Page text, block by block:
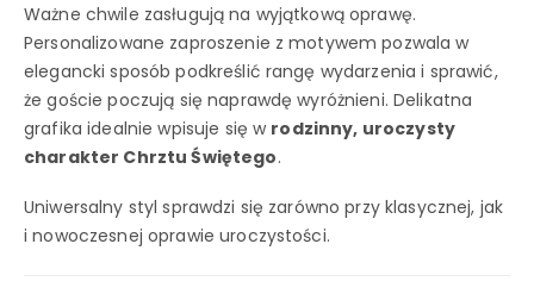
Ważne chwile zasługują na wyjątkową oprawę.
Personalizowane zaproszenie z motywem pozwala w
elegancki sposób podkreślić rangę wydarzenia i sprawić,
że goście poczują się naprawdę wyróżnieni. Delikatna
grafika idealnie wpisuje się w rodzinny, uroczysty
charakter Chrztu Świętego.
Uniwersalny styl sprawdzi się zarówno przy klasycznej, jak
i nowoczesnej oprawie uroczystości.